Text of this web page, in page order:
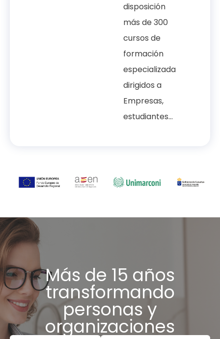
disposición
más de 300
cursos de
formación
especializada
dirigidos a
Empresas,
estudiantes...
Más de 15 años
transformando
personas y
organizaciones